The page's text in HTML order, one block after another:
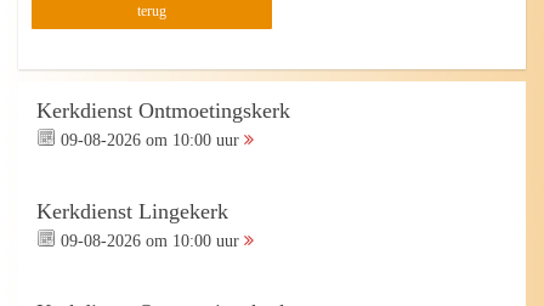
terug
Kerkdienst Ontmoetingskerk
09-08-2026 om 10:00 uur
Kerkdienst Lingekerk
09-08-2026 om 10:00 uur